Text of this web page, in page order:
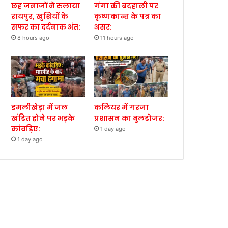
छह जनाजों ने रुलाया
रायपुर, खुशियों के
सफर का दर्दनाक अंत:
8 hours ago
गंगा की बदहाली पर
कृष्णकान्त के पत्र का
असर:
11 hours ago
इमलीखेड़ा में जल
खंडित होने पर भड़के
कांवड़िए:
1 day ago
कलियर में गरजा
प्रशासन का बुलडोजर:
1 day ago